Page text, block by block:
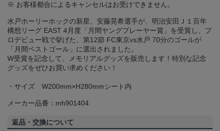
※ お客様都合によるキャンセルはお受けできません。
水戸ホーリーホックの新星、安藤晃希選手が、明治安田Ｊ１百年
構想リーグ EAST 4月度「月間ヤングプレーヤー賞」を受賞し、プ
ロデビュー戦で挙げた、第12節 FC東京vs水戸 70分のゴールが
「月間ベストゴール」に選出されました。
W受賞を記念して、メモリアルグッズを販売します！特別な記念
グッズをぜひお買い求めください！
・サイズ W200mm×H280mmシート内
メーカー品番：mh901404
返品・交換について